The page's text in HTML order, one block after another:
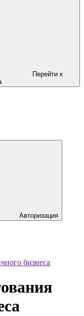
Перейти к
Авторизация
бизнеса